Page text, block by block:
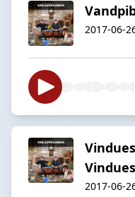
2017-06-
2017-06-